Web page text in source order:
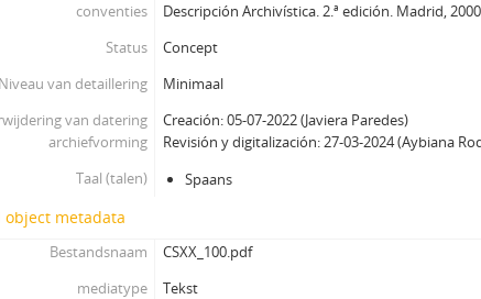
conventies
Descripción Archivística. 2.ª edición. Madrid,
Status
Concept
Niveau van detaillering
Minimaal
van datering
archiefvorming
Creación: 05-07-2022 (Javiera Paredes)
Revisión y digitalización: 27-03-2024 (Aybiana
Taal (talen)
Spaans
object metadata
Bestandsnaam
CSXX_100.pdf
mediatype
Tekst